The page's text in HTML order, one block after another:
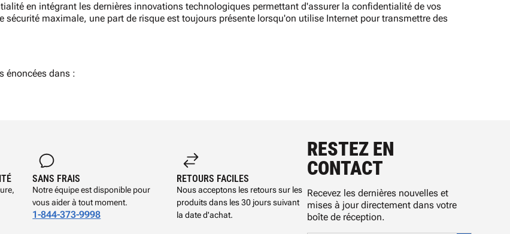
en intégrant les dernières innovations technologiques permettant d'assurer la confidentialité de vos
maximale, une part de risque est toujours présente lorsqu'on utilise Internet pour transmettre des
énoncées dans :
SANS FRAIS
Notre équipe est disponible pour
vous aider à tout moment.
1-844-373-9998
RETOURS FACILES
Nous acceptons les retours sur les
produits dans les 30 jours suivant
la date d'achat.
RESTEZ EN
CONTACT
Recevez les dernières nouvelles et
mises à jour directement dans votre
boîte de réception.